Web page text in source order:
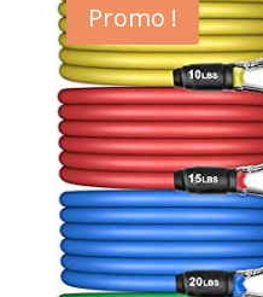
Promo !